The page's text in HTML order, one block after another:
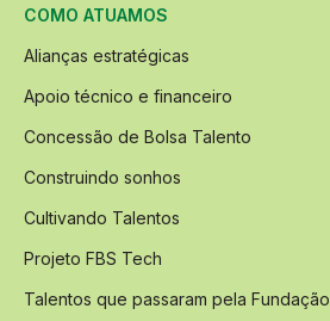
COMO ATUAMOS
Alianças estratégicas
Apoio técnico e financeiro
Concessão de Bolsa Talento
Construindo sonhos
Cultivando Talentos
Projeto FBS Tech
Talentos que passaram pela Fundação